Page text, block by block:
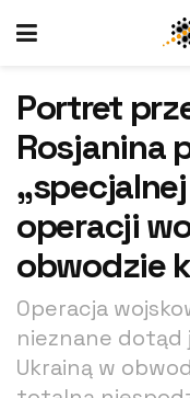
Portret
Rosjanina
operacji
obwodzie
Operacja
nieznane dotąd
Ukrainą w